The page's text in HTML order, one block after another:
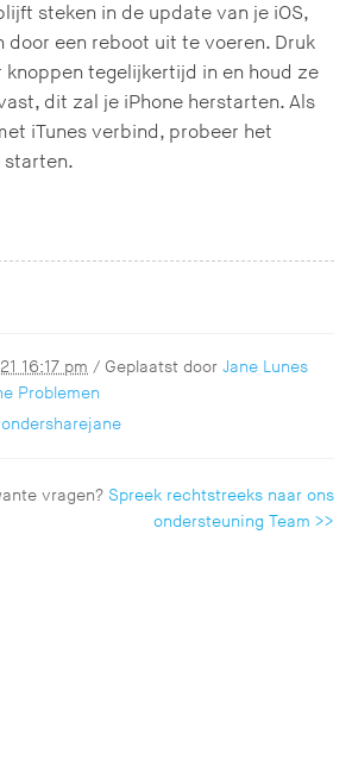
steken in de update van je iOS,
door een reboot uit te voeren. Druk
knoppen tegelijkertijd in en houd ze
dit zal je iPhone herstarten. Als
iTunes verbind, probeer het
starten.
16:17 pm / Geplaatst door Jane Lunes
Problemen
vragen? Spreek rechtstreeks naar ons
ondersteuning Team >>